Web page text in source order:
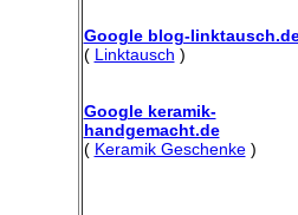
Google blog-
( Linktausch )
Google keramik-
handgemacht.de
( Keramik Geschenke)